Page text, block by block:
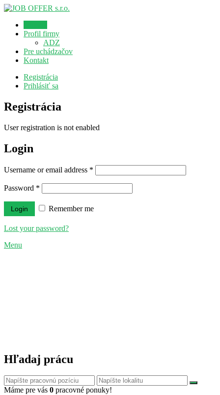
Profil firmy
ADZ
Pre uchádzačov
Kontakt
Registrácia
Prihlásiť sa
Registrácia
User registration is not enabled
Login
Username or email address *
Password *
Remember me
Lost your password?
Menu
Hľadaj prácu
Máme pre vás 0 pracovné ponuky!